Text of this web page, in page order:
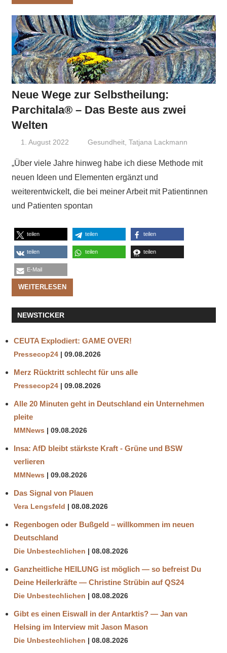
Neue Wege zur Selbstheilung:
Parchitala® – Das Beste aus zwei
Welten
1. August 2022 Niki Vogt
Gesundheit ,Tatjana Lackmann
„Über viele Jahre hinweg habe ich diese Methode mit
neuen Ideen und Elementen ergänzt und
weiterentwickelt, die bei meiner Arbeit mit Patientinnen
und Patienten spontan
teilen teilen teilen
teilen teilen teilen
E-Mail
WEITERLESEN
NEWSTICKER
CEUTA Explodiert: GAME OVER!
Pressecop24 09.08.2026
Merz Rücktritt schlecht für uns alle
Pressecop24 09.08.2026
Alle 20 Minuten geht in Deutschland ein Unternehmen
pleite
MMNews 09.08.2026
Insa: AfD bleibt stärkste Kraft - Grüne und BSW
verlieren
MMNews 09.08.2026
Das Signal von Plauen
Vera Lengsfeld 08.08.2026
Regenbogen oder Bußgeld – willkommen im neuen
Deutschland
Die Unbestechlichen 08.08.2026
Ganzheitliche HEILUNG ist möglich — so befreist Du
Deine Heilerkräfte — Christine Strübin auf QS24
Die Unbestechlichen 08.08.2026
Gibt es einen Eiswall in der Antarktis? — Jan van
Helsing im Interview mit Jason Mason
Die Unbestechlichen 08.08.2026